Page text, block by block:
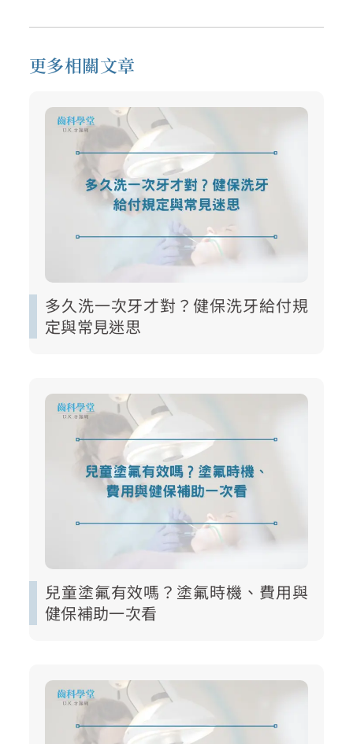
更多相關文章
多久洗一次牙才對？健保洗牙給付規
定與常見迷思
兒童塗氟有效嗎？塗氟時機、費用與
健保補助一次看